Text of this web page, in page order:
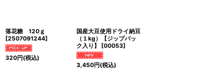
落花糖 120ｇ
[2507091244]
320円(税込)
国産大豆使用ドライ納豆
（１kg）【ジップパッ
ク入り】
[00053]
3,450円(税込)